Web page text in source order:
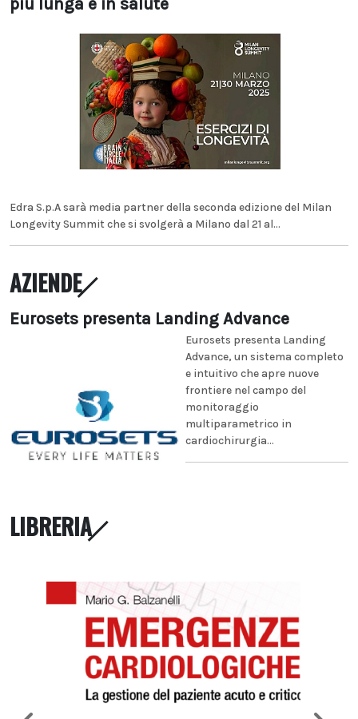
più lunga e in salute
Edra S.p.A sarà media partner della seconda edizione del Milan
Longevity Summit che si svolgerà a Milano dal 21 al...
AZIENDE
Eurosets presenta Landing Advance
Eurosets presenta Landing
Advance, un sistema completo
e intuitivo che apre nuove
frontiere nel campo del
monitoraggio
multiparametrico in
cardiochirurgia...
LIBRERIA